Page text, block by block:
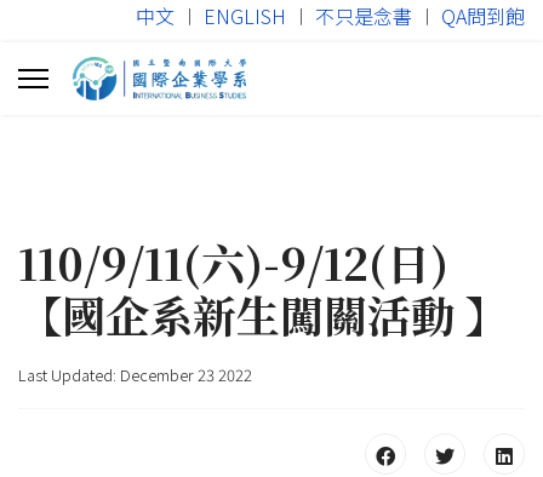
中文 ︱ ENGLISH ︱ 不只是念書 ︱ QA問到飽
110/9/11(六)-9/12(日)
【國企系新生闖關活動 】
Last Updated: December 23 2022